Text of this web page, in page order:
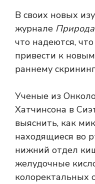
В своих новых
журнале Природа
что надеются,
привести к
раннему
Ученые из
Хатчинсона в
выяснить, как
находящиеся во
нижний отдел
желудочные
колоректальных